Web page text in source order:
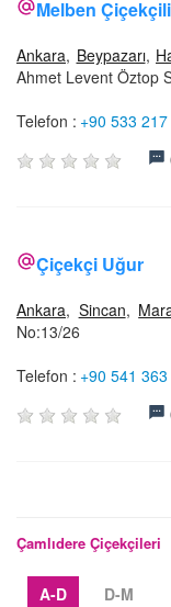
Melben
Ankara, Beypazarı,
Ahmet Levent Öztop
Telefon : +90 533
Çiçekçi Uğur
Ankara, Sincan,
No:13/26
Telefon : +90 541
Çamlıdere Çiçekçileri
A-D D-M